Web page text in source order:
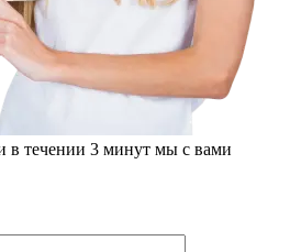
в течении 3 минут мы с вами